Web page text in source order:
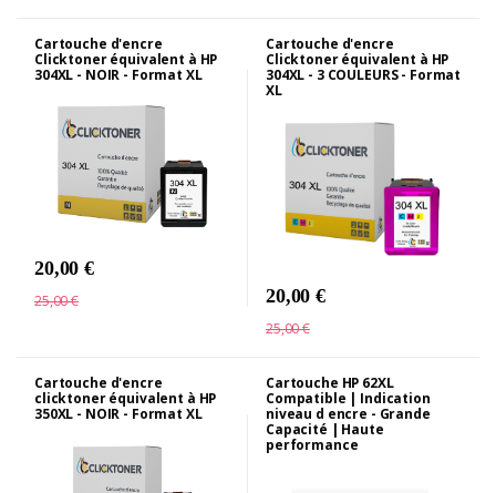
Cartouche d'encre
Clicktoner équivalent à HP
304XL - NOIR - Format XL
20,00 €
25,00 €
Cartouche d'encre
Clicktoner équivalent à HP
304XL - 3 COULEURS - Format
XL
20,00 €
25,00 €
Cartouche d'encre
clicktoner équivalent à HP
350XL - NOIR - Format XL
Cartouche HP 62XL
Compatible | Indication
niveau d encre - Grande
Capacité | Haute
performance